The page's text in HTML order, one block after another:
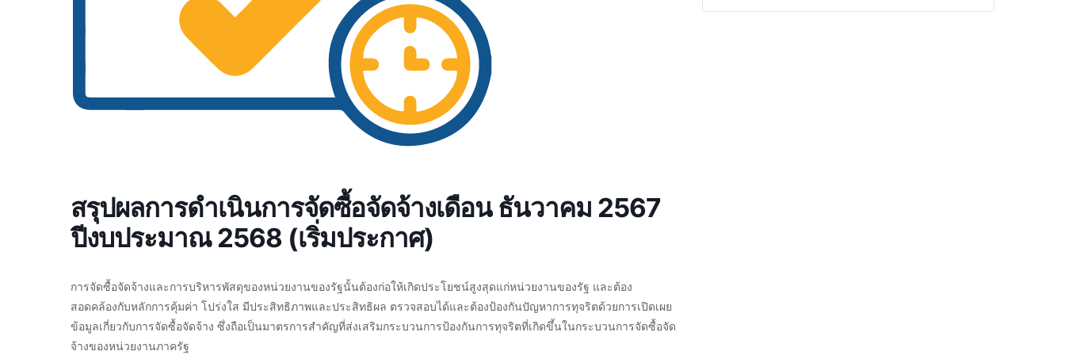
สรุปผลการดำเนินการจัดซื้อจัดจ้างเดือน ธันวาคม 2567
ปีงบประมาณ 2568 (เริ่มประกาศ)
การจัดซื้อจัดจ้างและการบริหารพัสดุของหน่วยงานของรัฐนั้นต้องก่อให้เกิดประโยชน์สูงสุดแก่หน่วยงานของรัฐ และต้อง
สอดคล้องกับหลักการคุ้มค่า โปร่งใส มีประสิทธิภาพและประสิทธิผล ตรวจสอบได้และต้องป้องกันปัญหาการทุจริตด้วยการเปิดเผย
ข้อมูลเกี่ยวกับการจัดซื้อจัดจ้าง ซึ่งถือเป็นมาตรการสำคัญที่ส่งเสริมกระบวนการป้องกันการทุจริตที่เกิดขึ้นในกระบวนการจัดซื้อจัด
จ้างของหน่วยงานภาครัฐ